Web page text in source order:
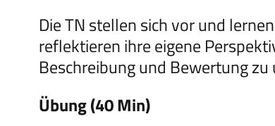
Die TN stellen sich vor und
reflektieren ihre eigene
Beschreibung und Bewertung
Übung (40 Min)